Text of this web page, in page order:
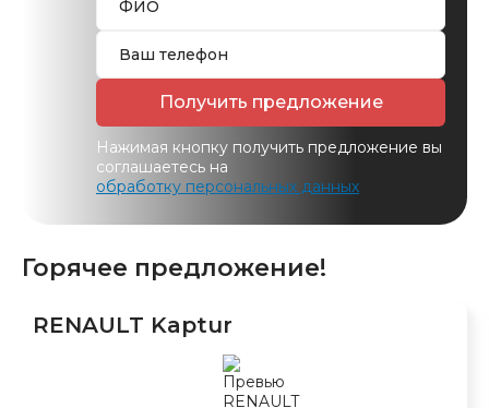
Получить предложение
Нажимая кнопку получить предложение вы
соглашаетесь на
обработку персональных данных
Горячее предложение!
RENAULT Kaptur